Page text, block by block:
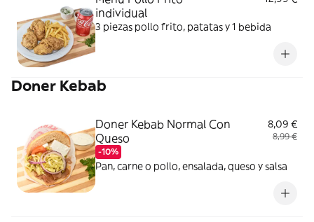
individual
3 piezas pollo frito, patatas y 1 bebida
Doner Kebab
Doner Kebab Normal Con
Queso
-10%
8,09 €
8,99 €
Pan, carne o pollo, ensalada, queso y salsa